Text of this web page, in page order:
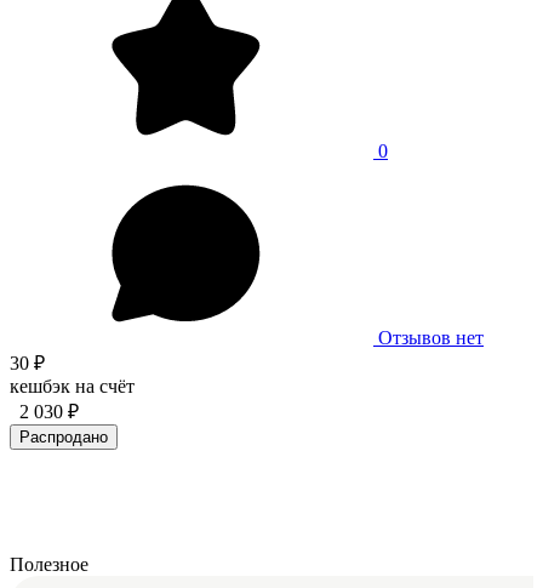
0
Отзывов нет
30 ₽
кешбэк на счёт
2 030 ₽
Распродано
Полезное